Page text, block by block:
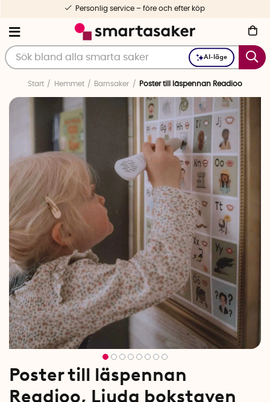
AI-läge
Personlig service – före och efter köp
Start Hemmet Barnsaker Poster till läspennan Readioo
Poster till läspennan
Readioo, Ljuda bokstaven